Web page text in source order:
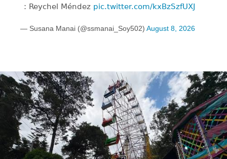
: Reychel Méndez pic.twitter.com/kxBzSzfUXJ
— Susana Manai (@ssmanai_Soy502) August 8, 2026